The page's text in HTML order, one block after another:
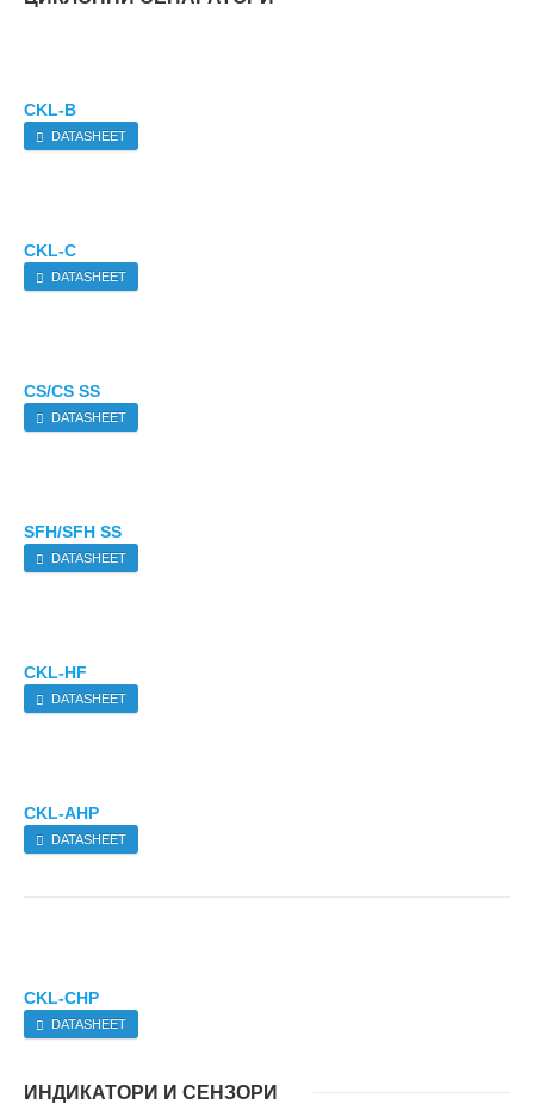
CKL-B
DATASHEET
CKL-C
DATASHEET
CS/CS SS
DATASHEET
SFH/SFH SS
DATASHEET
CKL-HF
DATASHEET
CKL-AHP
DATASHEET
CKL-CHP
DATASHEET
ИНДИКАТОРИ И СЕНЗОРИ